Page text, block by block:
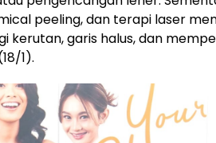
peeling, dan terapi laser
kerutan, garis halus, dan
1).